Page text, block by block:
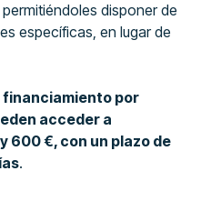
disponer de
específicas, en lugar de
financiamiento por
acceder a
600 €, con un plazo de
.